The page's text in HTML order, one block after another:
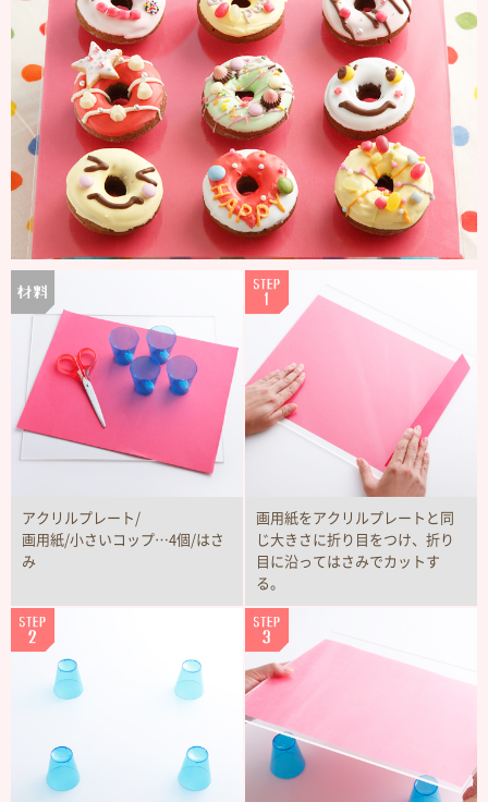
アクリルプレート/
画用紙/小さいコップ…4個/はさ
み
画用紙をアクリルプレートと同
じ大きさに折り目をつけ、折り
目に沿ってはさみでカットす
る。